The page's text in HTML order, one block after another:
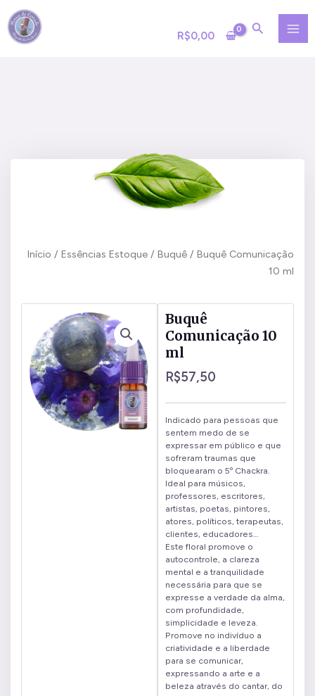
para
R$0,00
Início / Essências Estoque / Buquê / Buquê Comunicação
10 ml
Buquê
Comunicação 10
ml
R$57,50
Indicado para pessoas que
sentem medo de se
expressar em público e que
sofreram traumas que
bloquearam o 5º Chackra.
Ideal para músicos,
professores, escritores,
artistas, poetas, pintores,
atores, políticos, terapeutas,
clientes, educadores…
Este floral promove o
autocontrole, a clareza
mental e a tranquilidade
necessária para que se
expresse a verdade da alma,
com profundidade,
simplicidade e leveza.
Promove no indivíduo a
criatividade e a liberdade
para se comunicar,
expressando a arte e a
beleza através do cantar, do